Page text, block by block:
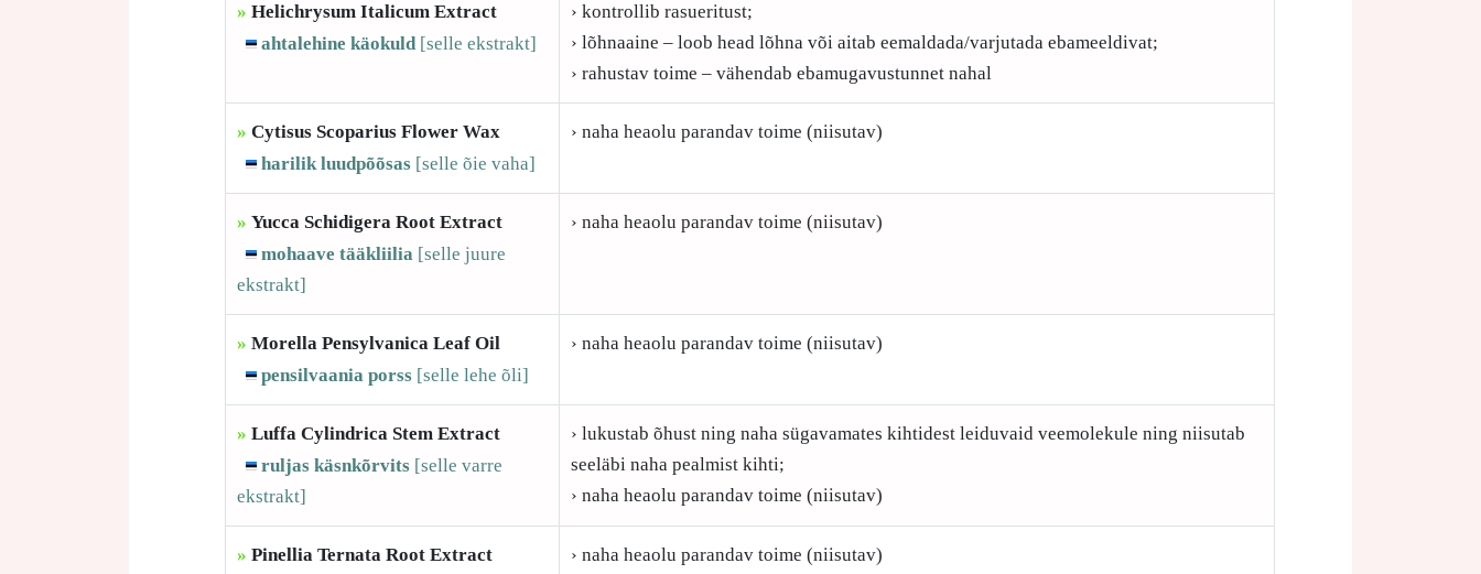
» Helichrysum Italicum Extract
ahtalehine käokuld [selle ekstrakt]
› kontrollib rasueritust;
› lõhnaaine – loob head lõhna või aitab eemaldada/varjutada ebameeldivat;
› rahustav toime – vähendab ebamugavustunnet nahal
» Cytisus Scoparius Flower Wax
harilik luudpõõsas [selle õie vaha]
› naha heaolu parandav toime (niisutav)
» Yucca Schidigera Root Extract
mohaave tääkliilia [selle juure
ekstrakt]
› naha heaolu parandav toime (niisutav)
» Morella Pensylvanica Leaf Oil
pensilvaania porss [selle lehe õli]
› naha heaolu parandav toime (niisutav)
» Luffa Cylindrica Stem Extract
ruljas käsnkõrvits [selle varre
ekstrakt]
› lukustab õhust ning naha sügavamates kihtidest leiduvaid veemolekule ning niisutab
seeläbi naha pealmist kihti;
› naha heaolu parandav toime (niisutav)
» Pinellia Ternata Root Extract › naha heaolu parandav toime (niisutav)